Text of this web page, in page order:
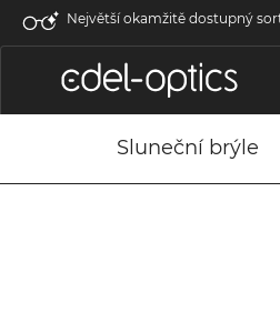
Největší okamžitě dostupný
Sluneční brýle